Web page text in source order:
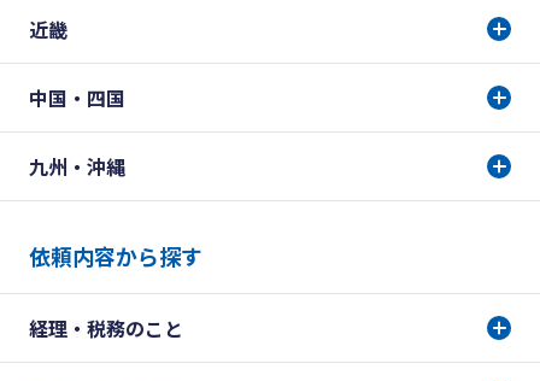
近畿
中国・四国
九州・沖縄
依頼内容から探す
経理・税務のこと